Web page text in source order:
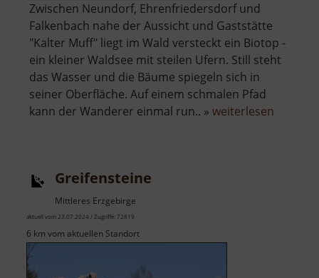
Zwischen Neundorf, Ehrenfriedersdorf und
Falkenbach nahe der Aussicht und Gaststätte
"Kalter Muff" liegt im Wald versteckt ein Biotop -
ein kleiner Waldsee mit steilen Ufern. Still steht
das Wasser und die Bäume spiegeln sich in
seiner Oberfläche. Auf einem schmalen Pfad
kann der Wanderer einmal run.. » weiterlesen
Greifensteine
Mittleres Erzgebirge
aktuell vom 23.07.2024 / Zugriffe: 72819
6 km vom aktuellen Standort